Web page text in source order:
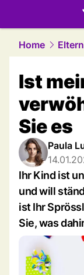
family.
Home Eltern
Ist
Sie es
Paula
Ihr Kind ist
und will
ist Ihr
Sie, was